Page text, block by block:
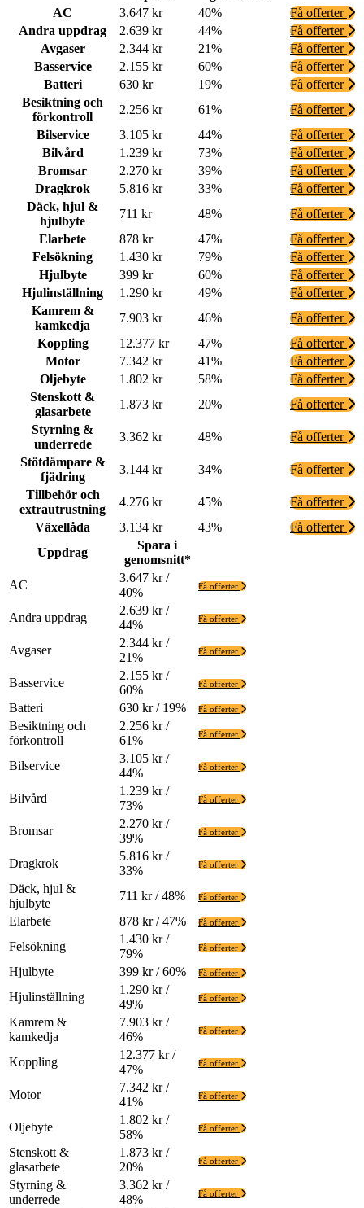
AC
3.647 kr 40%
Få offerter
Andra uppdrag
2.639 kr 44%
Få offerter
Avgaser
2.344 kr 21%
Få offerter
Basservice
2.155 kr 60%
Få offerter
Batteri
630 kr 19%
Få offerter
Besiktning och
förkontroll
2.256 kr 61%
Få offerter
Bilservice
3.105 kr 44%
Få offerter
Bilvård
1.239 kr 73%
Få offerter
Bromsar
2.270 kr 39%
Få offerter
Dragkrok
5.816 kr 33%
Få offerter
Däck, hjul &
hjulbyte
711 kr 48%
Få offerter
Elarbete
878 kr 47%
Få offerter
Felsökning
1.430 kr 79%
Få offerter
Hjulbyte
399 kr 60%
Få offerter
Hjulinställning
1.290 kr 49%
Få offerter
Kamrem &
kamkedja
7.903 kr 46%
Få offerter
Koppling
12.377 kr 47%
Få offerter
Motor
7.342 kr 41%
Få offerter
Oljebyte
1.802 kr 58%
Få offerter
Stenskott &
glasarbete
1.873 kr 20%
Få offerter
Styrning &
underrede
3.362 kr 48%
Få offerter
Stötdämpare &
fjädring
3.144 kr 34%
Få offerter
Tillbehör och
extrautrustning
4.276 kr 45%
Få offerter
Växellåda
3.134 kr 43%
Få offerter
Uppdrag
Spara i
genomsnitt*
AC
3.647 kr /
40%
Få offerter
Andra uppdrag
2.639 kr /
44%
Få offerter
Avgaser
2.344 kr /
21%
Få offerter
Basservice
2.155 kr /
60%
Få offerter
Batteri 630 kr / 19% Få offerter
Besiktning och
förkontroll
2.256 kr /
61%
Få offerter
Bilservice
3.105 kr /
44%
Få offerter
Bilvård
1.239 kr /
73%
Få offerter
Bromsar
2.270 kr /
39%
Få offerter
Dragkrok
5.816 kr /
33%
Få offerter
Däck, hjul &
hjulbyte
711 kr / 48% Få offerter
Elarbete 878 kr / 47% Få offerter
Felsökning
1.430 kr /
79%
Få offerter
Hjulbyte 399 kr / 60% Få offerter
Hjulinställning
1.290 kr /
49%
Få offerter
Kamrem &
kamkedja
7.903 kr /
46%
Få offerter
Koppling
12.377 kr /
47%
Få offerter
Motor
7.342 kr /
41%
Få offerter
Oljebyte
1.802 kr /
58%
Få offerter
Stenskott &
glasarbete
1.873 kr /
20%
Få offerter
Styrning &
underrede
3.362 kr /
48%
Få offerter